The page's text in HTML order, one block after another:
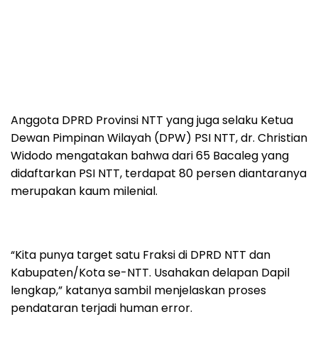
Anggota DPRD Provinsi NTT yang juga selaku Ketua
Dewan Pimpinan Wilayah (DPW) PSI NTT, dr. Christian
Widodo mengatakan bahwa dari 65 Bacaleg yang
didaftarkan PSI NTT, terdapat 80 persen diantaranya
merupakan kaum milenial.
“Kita punya target satu Fraksi di DPRD NTT dan
Kabupaten/Kota se-NTT. Usahakan delapan Dapil
lengkap,” katanya sambil menjelaskan proses
pendataran terjadi human error.